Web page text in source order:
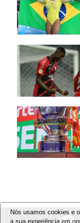
Nós usamos cookies e
a sua experiência em